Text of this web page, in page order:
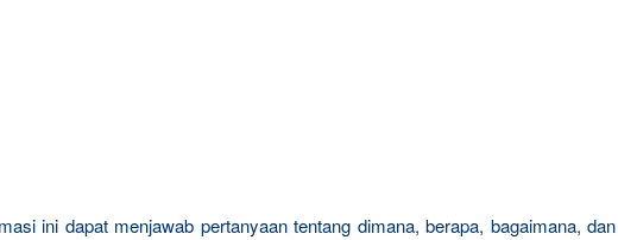
ini dapat menjawab pertanyaan tentang dimana, berapa, bagaimana, dan